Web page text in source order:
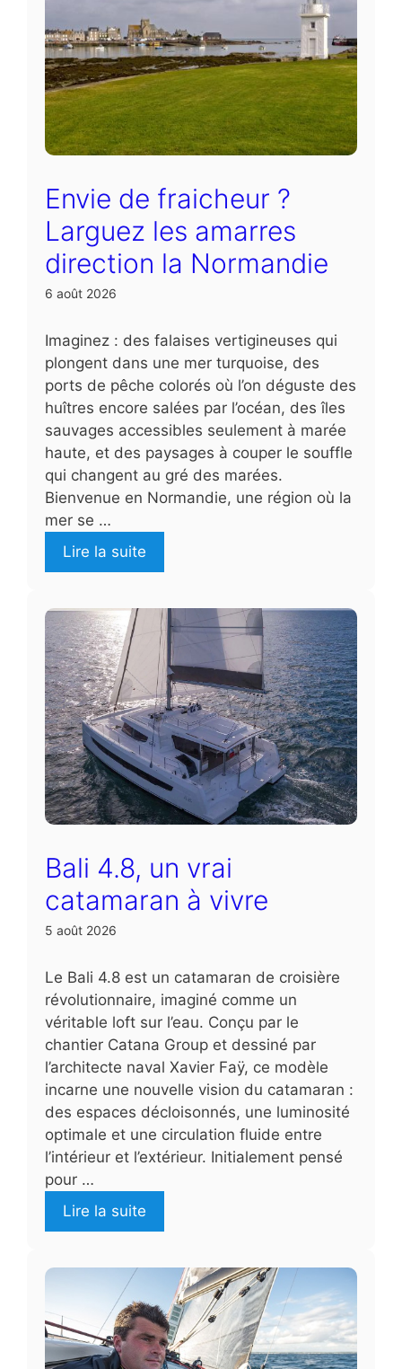
Envie de fraicheur ?
Larguez les amarres
direction la Normandie
6 août 2026
Imaginez : des falaises vertigineuses qui
plongent dans une mer turquoise, des
ports de pêche colorés où l’on déguste des
huîtres encore salées par l’océan, des îles
sauvages accessibles seulement à marée
haute, et des paysages à couper le souffle
qui changent au gré des marées.
Bienvenue en Normandie, une région où la
mer se …
Lire la suite
Bali 4.8, un vrai
catamaran à vivre
5 août 2026
Le Bali 4.8 est un catamaran de croisière
révolutionnaire, imaginé comme un
véritable loft sur l’eau. Conçu par le
chantier Catana Group et dessiné par
l’architecte naval Xavier Faÿ, ce modèle
incarne une nouvelle vision du catamaran :
des espaces décloisonnés, une luminosité
optimale et une circulation fluide entre
l’intérieur et l’extérieur. Initialement pensé
pour …
Lire la suite